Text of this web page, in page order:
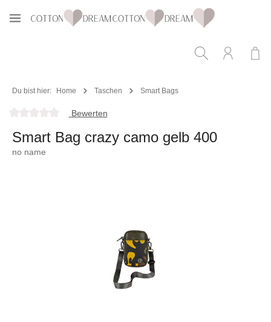
Zum Hauptinhalt springen
Du bist hier: Home Taschen Smart Bags
Bewerten
Smart Bag crazy camo gelb 400
no name